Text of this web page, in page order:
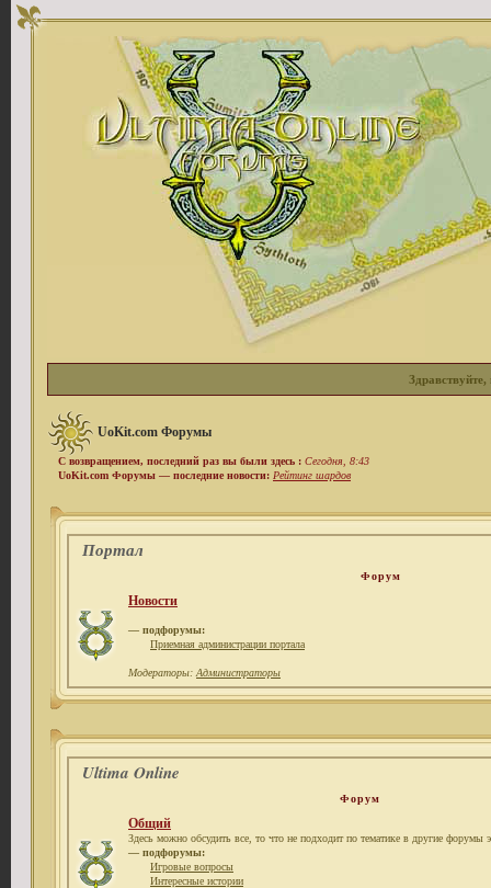
Здравствуйте,
UoKit.com Форумы
С возвращением, последний раз вы были здесь : Сегодня, 8:43
UoKit.com Форумы — последние новости: Рейтинг шардов
Портал
Форум
Новости
— подфорумы:
Приемная администрации портала
Модераторы: Администраторы
Ultima Online
Форум
Общий
Здесь можно обсудить все, то что не подходит по тематике в другие форумы
— подфорумы:
Игровые вопросы
Интересные истории